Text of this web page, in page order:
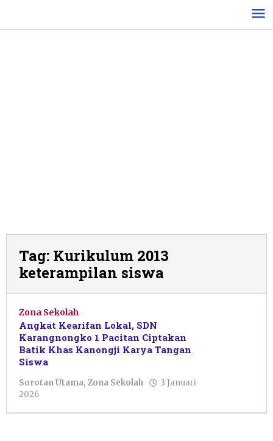
konten
Tag: Kurikulum 2013
keterampilan siswa
Zona Sekolah
Angkat Kearifan Lokal, SDN
Karangnongko 1 Pacitan Ciptakan
Batik Khas Kanongji Karya Tangan
Siswa
Sorotan Utama, Zona Sekolah
3 Januari
2026
Ahnan